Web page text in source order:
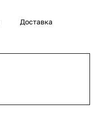
Доставка